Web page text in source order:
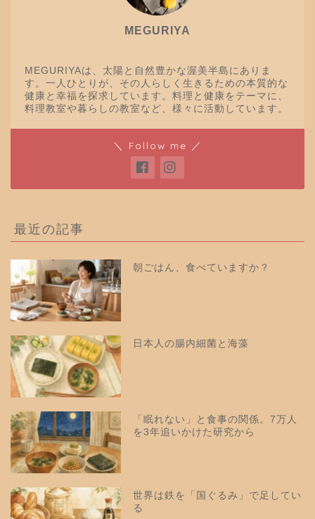
MEGURIYA
MEGURIYAは、太陽と自然豊かな渥美半島にありま
す。一人ひとりが、その人らしく生きるための本質的な
健康と幸福を探求しています。料理と健康をテーマに、
料理教室や暮らしの教室など、様々に活動しています。
＼ Follow me ／
最近の記事
朝ごはん、食べていますか？
日本人の腸内細菌と海藻
「眠れない」と食事の関係。7万人
を3年追いかけた研究から
世界は鉄を「国ぐるみ」で足してい
る